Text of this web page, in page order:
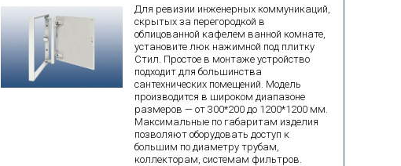
Для ревизии инженерных коммуникаций,
скрытых за перегородкой в
облицованной кафелем ванной комнате,
установите люк нажимной под плитку
Стил. Простое в монтаже устройство
подходит для большинства
сантехнических помещений. Модель
производится в широком диапазоне
размеров — от 300*200 до 1200*1200 мм.
Максимальные по габаритам изделия
позволяют оборудовать доступ к
большим по диаметру трубам,
коллекторам, системам фильтров.